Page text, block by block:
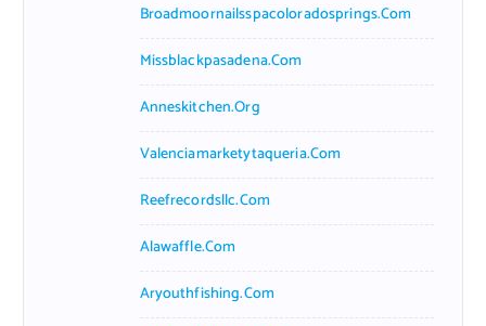
Broadmoornailsspacoloradosprings.com
Missblackpasadena.com
Anneskitchen.org
Valenciamarketytaqueria.com
Reefrecordsllc.com
Alawaffle.com
Aryouthfishing.com